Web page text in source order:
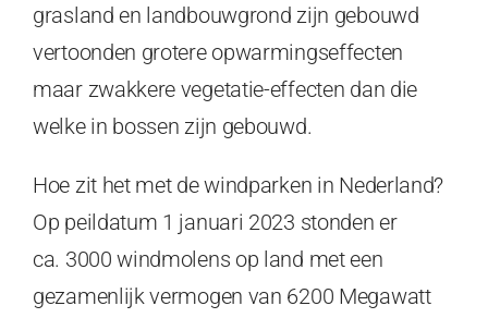
grasland en landbouwgrond zijn gebouwd
vertoonden grotere opwarmingseffecten
maar zwakkere vegetatie-effecten dan die
welke in bossen zijn gebouwd.
Hoe zit het met de windparken in Nederland?
Op peildatum 1 januari 2023 stonden er
ca. 3000 windmolens op land met een
gezamenlijk vermogen van 6200 Megawatt